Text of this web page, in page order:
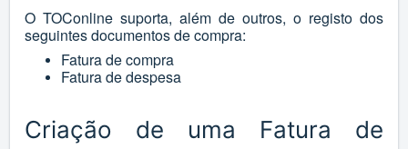
O TOConline suporta, além de outros, o registo dos
seguintes documentos de compra:
Fatura de compra
Fatura de despesa
Criação de uma Fatura de